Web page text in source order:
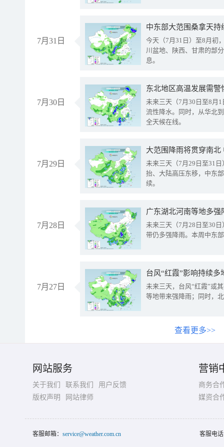
7月31日
中东部大范围桑拿天
今天（7月31日）至8月初
川盆地、陕西、甘肃的部
息。
7月30日
东北地区高温发展需
未来三天（7月30日至8月
流性降水。同时，从华北
全天候在线。
7月29日
大范围降雨将贯穿南
未来三天（7月29日至31
抬、大陆高压东移，中东
续。
7月28日
广东湖北河南等地多
未来三天（7月28日至30
带仍多强降雨。本周中东
7月27日
台风“红霞”影响持续
未来三天，台风“红霞”或
等地带来强降雨；同时，
查看更多>>
网站服务
关于我们 联系我们
用户反馈
版权声明
网站律师
营销
商务合
媒资合
客服邮箱： service@weather.com.cn 客服电